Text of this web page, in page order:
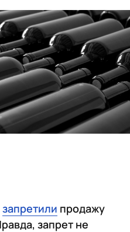
запретили продажу
запрет не